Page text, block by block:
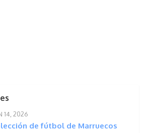
14, 2026
de fútbol de Marruecos